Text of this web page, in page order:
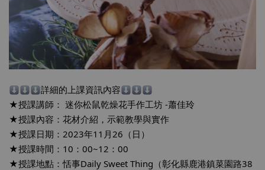
詳細的上課資訊內容
★授課講師： 迷你松鼠乾燥花手作工坊 -蕭佳玲
★授課內容：花材介紹，示範教學與實作
★授課日期：2023年11月26（日）
★授課時間：10：00~12：00
★授課地點：恬事Daily Sweet Thing（彰化縣鹿港鎮菜園路38